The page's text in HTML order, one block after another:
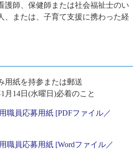
護師、保健師または社会福祉士のい
、または、子育て支援に携わった経
用紙を持参または郵送
14日(水曜日)必着のこと
職員応募用紙 [PDFファイル／
職員応募用紙 [Wordファイル／